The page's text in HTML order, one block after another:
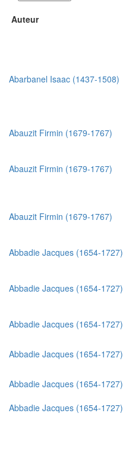
Auteur
Abarbanel Isaac (1437-1508)
Abauzit Firmin (1679-1767)
Abauzit Firmin (1679-1767)
Abauzit Firmin (1679-1767)
Abbadie Jacques (1654-1727)
Abbadie Jacques (1654-1727)
Abbadie Jacques (1654-1727)
Abbadie Jacques (1654-1727)
Abbadie Jacques (1654-1727)
Abbadie Jacques (1654-1727)